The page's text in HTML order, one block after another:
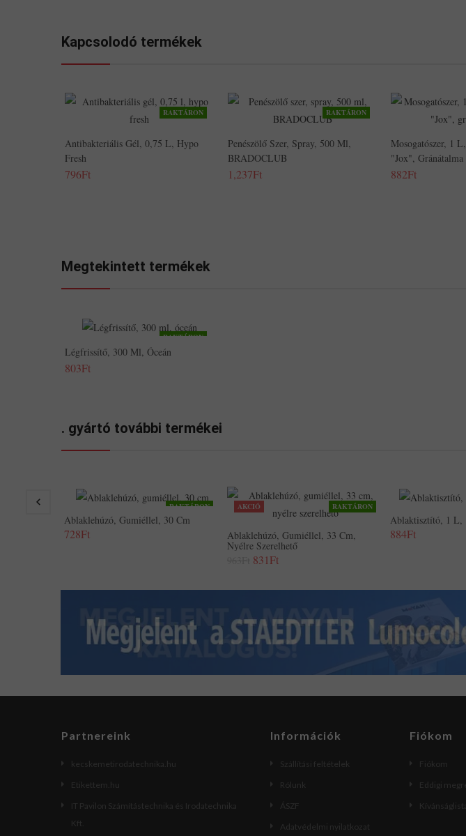
Kapcsolodó termékek
RAKTÁRON
Antibakteriális Gél, 0,75 L, Hypo
Fresh
796Ft
RAKTÁRON
Penészölő Szer, Spray, 500 Ml,
BRADOCLUB
1,237Ft
Mosogatószer, 1
"Jox", Gránátalma
882Ft
Megtekintett termékek
RAKTÁRON
Légfrissítő, 300 Ml, Óceán
803Ft
. gyártó további termékei
RAKTÁRON
Ablaklehúzó, Gumiéllel, 30 Cm
728Ft
AKCIÓ RAKTÁRON
Ablaklehúzó, Gumiéllel, 33 Cm,
Nyélre Szerelhető
831Ft
Ablaktisztító, 1 L,
884Ft
Partnereink
kecskemetirodatechnika.hu
Etikettem.hu
IT Pavilon Számítástechnika és Irodatechnika
Kft.
Információk
Szállítási feltételek
Rólunk
ÁSZF
Adatvédelmi nyilatkozat
Fiókom
Fiókom
Eddigi